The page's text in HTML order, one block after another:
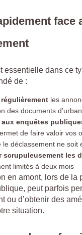
face
essentielle dans ce
de :
les
des documents
aux enquêtes
de faire valoir vos
le déclassement ne soit
scrupuleusement les
limités à deux mois
en amont, lors de la
peut parfois
ou d’obtenir des
situation.